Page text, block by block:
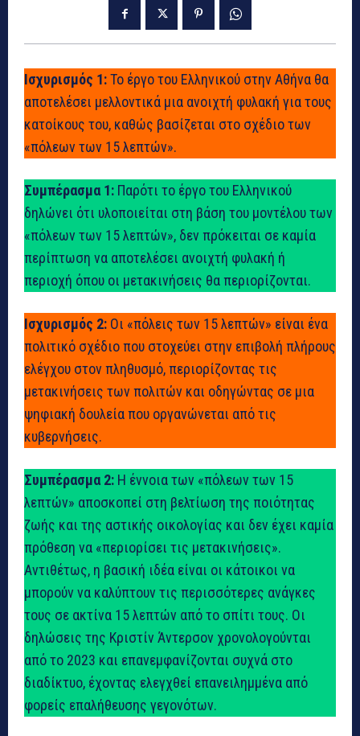
Ισχυρισμός 1:Το έργο του Ελληνικού στην Αθήνα θα
αποτελέσει μελλοντικά μια ανοιχτή φυλακή για τους
κατοίκους του, καθώς βασίζεται στο σχέδιο των
«πόλεων των 15 λεπτών».
Συμπέρασμα 1: Παρότι το έργο του Ελληνικού
δηλώνει ότι υλοποιείται στη βάση του μοντέλου των
«πόλεων των 15 λεπτών», δεν πρόκειται σε καμία
περίπτωση να αποτελέσει ανοιχτή φυλακή ή
περιοχή όπου οι μετακινήσεις θα περιορίζονται.
Ισχυρισμός 2: Οι «πόλεις των 15 λεπτών» είναι ένα
πολιτικό σχέδιο που στοχεύει στην επιβολή πλήρους
ελέγχου στον πληθυσμό, περιορίζοντας τις
μετακινήσεις των πολιτών και οδηγώντας σε μια
ψηφιακή δουλεία που οργανώνεται από τις
κυβερνήσεις.
Συμπέρασμα 2: Η έννοια των «πόλεων των 15
λεπτών» αποσκοπεί στη βελτίωση της ποιότητας
ζωής και της αστικής οικολογίας και δεν έχει καμία
πρόθεση να «περιορίσει τις μετακινήσεις».
Αντιθέτως, η βασική ιδέα είναι οι κάτοικοι να
μπορούν να καλύπτουν τις περισσότερες ανάγκες
τους σε ακτίνα 15 λεπτών από το σπίτι τους. Οι
δηλώσεις της Κριστίν Άντερσον χρονολογούνται
από το 2023 και επανεμφανίζονται συχνά στο
διαδίκτυο, έχοντας ελεγχθεί επανειλημμένα από
φορείς επαλήθευσης γεγονότων.